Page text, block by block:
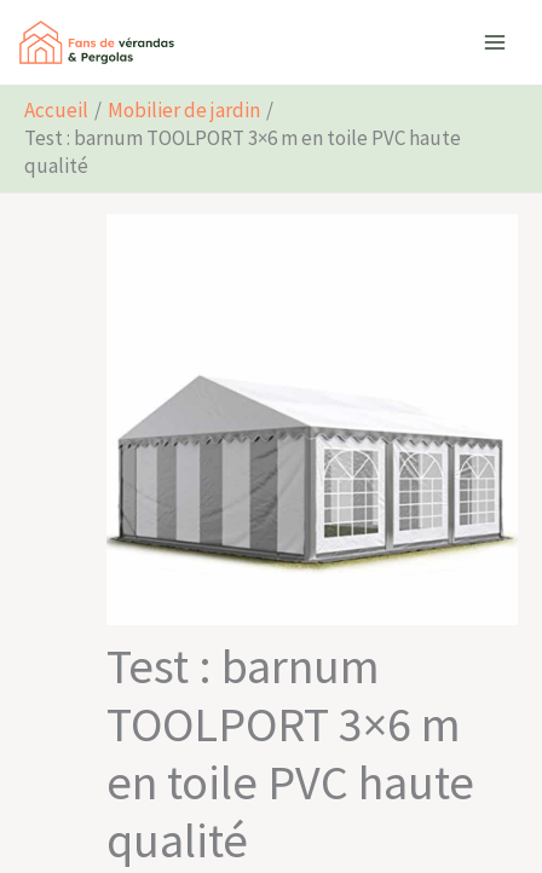
Aller
contenu
Accueil
Mobilier de jardin
Test : barnum TOOLPORT 3×6 m en toile PVC haute
qualité
Test : barnum
TOOLPORT 3×6 m
en toile PVC haute
qualité
Rechercher